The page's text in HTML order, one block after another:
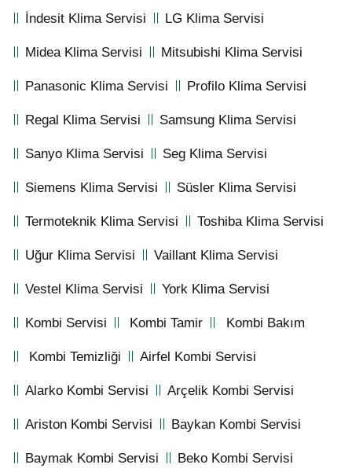
İndesit Klima Servisi LG Klima Servisi
Midea Klima Servisi Mitsubishi Klima Servisi
Panasonic Klima Servisi Profilo Klima Servisi
Regal Klima Servisi Samsung Klima Servisi
Sanyo Klima Servisi Seg Klima Servisi
Siemens Klima Servisi Süsler Klima Servisi
Termoteknik Klima Servisi Toshiba Klima Servisi
Uğur Klima Servisi Vaillant Klima Servisi
Vestel Klima Servisi York Klima Servisi
Kombi Servisi Kombi Tamir Kombi Bakım
Kombi Temizliği Airfel Kombi Servisi
Alarko Kombi Servisi Arçelik Kombi Servisi
Ariston Kombi Servisi Baykan Kombi Servisi
Baymak Kombi Servisi Beko Kombi Servisi